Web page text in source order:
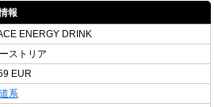
報
ENERGY DRINK
ストリア
EUR
系